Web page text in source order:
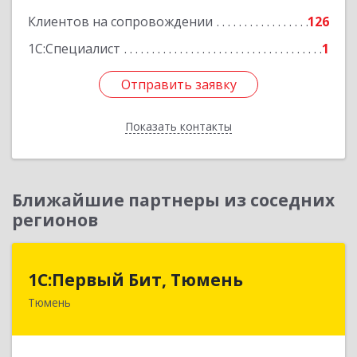
Клиентов на сопровождении
126
1С:Специалист
1
Отправить заявку
Показать контакты
Подробнее
Отправить заявку
Назад
Ближайшие партнеры из соседних
регионов
1С:Первый Бит, Тюмень
Тюмень
1С:Первый Бит, Тюмень
625000, Тюменская обл, Тюмень г, Республики